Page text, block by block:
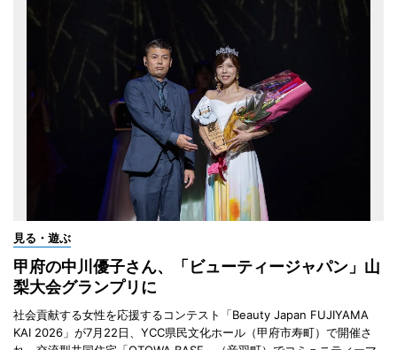
見る・遊ぶ
甲府の中川優子さん、「ビューティージャパン」山
梨大会グランプリに
社会貢献する女性を応援するコンテスト「Beauty Japan FUJIYAMA
KAI 2026」が7月22日、YCC県民文化ホール（甲府市寿町）で開催さ